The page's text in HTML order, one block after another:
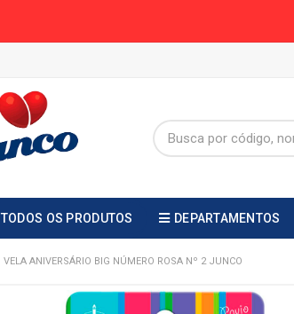
TODOS OS PRODUTOS DEPARTAMENTOS
VELA ANIVERSÁRIO BIG NÚMERO ROSA Nº 2 JUNCO